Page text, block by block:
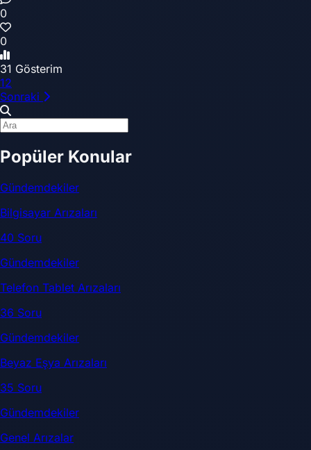
0
0
31 Gösterim
12
Sonraki
Popüler Konular
Gündemdekiler
Bilgisayar Arızaları
40 Soru
Gündemdekiler
Telefon Tablet Arızaları
36 Soru
Gündemdekiler
Beyaz Eşya Arızaları
35 Soru
Gündemdekiler
Genel Arızalar